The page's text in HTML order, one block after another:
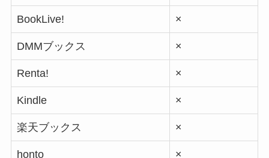
BookLive! ×
DMMブックス ×
Renta! ×
Kindle ×
楽天ブックス ×
honto ×